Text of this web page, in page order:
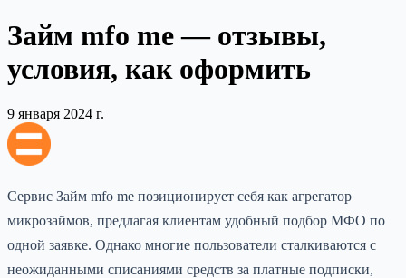
Займ mfo me — отзывы,
условия, как оформить
9 января 2024 г.
Сервис Займ mfo me позиционирует себя как агрегатор
микрозаймов, предлагая клиентам удобный подбор МФО по
одной заявке. Однако многие пользователи сталкиваются с
неожиданными списаниями средств за платные подписки,